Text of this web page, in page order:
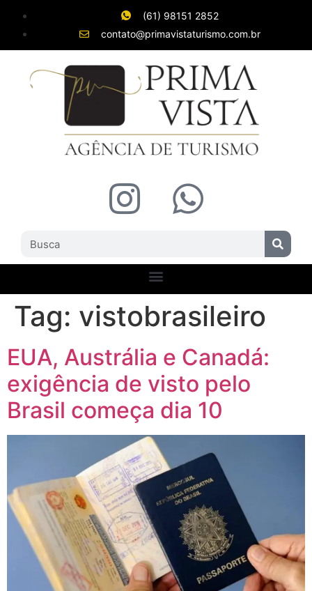
(61) 98151 2852
contato@primavistaturismo.com.br
Tag: vistobrasileiro
EUA, Austrália e Canadá:
exigência de visto pelo
Brasil começa dia 10